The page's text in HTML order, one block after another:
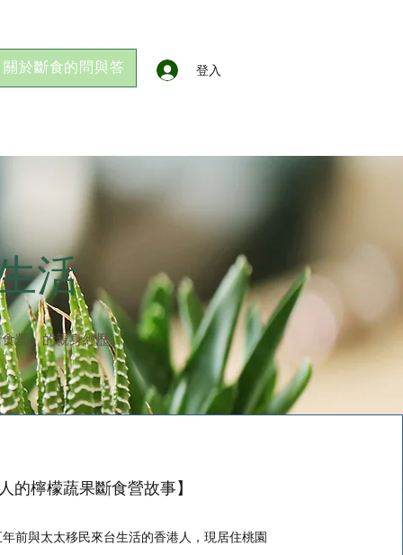
關於斷食的問與答 登入
活
營」的親身經歷。
的檸檬蔬果斷食營故事】
前與太太移民來台生活的香港人，現居住桃園